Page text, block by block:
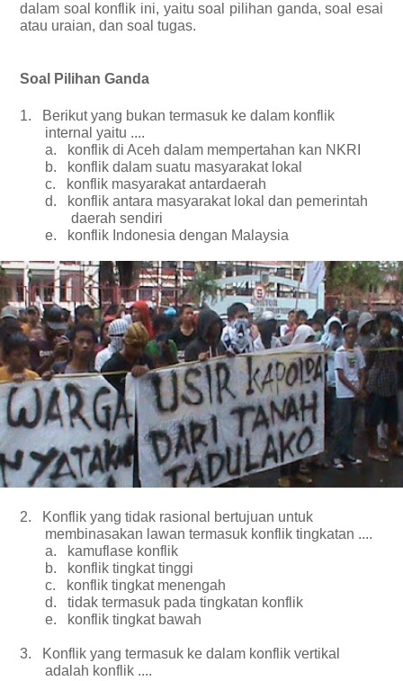
dalam soal konflik ini, yaitu soal pilihan ganda, soal esai
atau uraian, dan soal tugas.
Soal Pilihan Ganda
1.
Berikut yang bukan termasuk ke dalam konflik
internal yaitu ....
a.
konflik di Aceh dalam mempertahan kan NKRI
b.
konflik dalam suatu masyarakat lokal
c.
konflik masyarakat antardaerah
d.
konflik antara masyarakat lokal dan pemerintah
daerah sendiri
e.
konflik Indonesia dengan Malaysia
2.
Konflik yang tidak rasional bertujuan untuk
membinasakan lawan termasuk konflik tingkatan ....
a.
kamuflase konflik
b.
konflik tingkat tinggi
c.
konflik tingkat menengah
d.
tidak termasuk pada tingkatan konflik
e.
konflik tingkat bawah
3.
Konflik yang termasuk ke dalam konflik vertikal
adalah konflik ....